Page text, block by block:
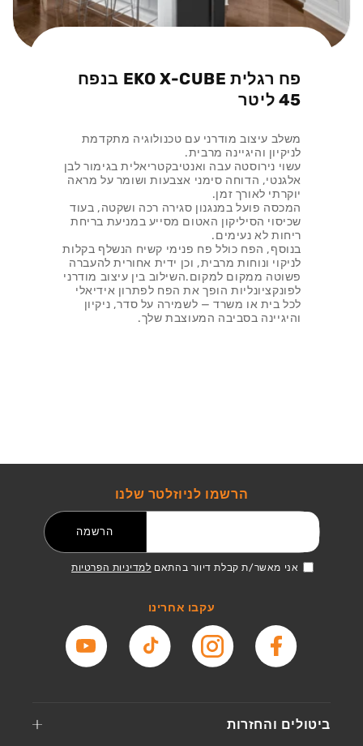
פח רגלית EKO X-CUBE בנפח
45 ליטר
משלב עיצוב מודרני עם טכנולוגיה מתקדמת
לניקיון והיגיינה מרבית.
עשוי נירוסטה עבה ואנטיבקטריאלית בגימור לבן
אלגנטי, הדוחה סימני אצבעות ושומר על מראה
יוקרתי לאורך זמן.
המכסה פועל במנגנון סגירה רכה ושקטה, בעוד
שכיסוי הסיליקון האטום מסייע במניעת בריחת
ריחות לא נעימים.
בנוסף, הפח כולל פח פנימי קשיח הנשלף בקלות
לניקוי ונוחות מרבית, וכן ידית אחורית להעברה
פשוטה ממקום למקום.השילוב בין עיצוב מודרני
לפונקציונליות הופך את הפח לפתרון אידיאלי
לכל בית או משרד — לשמירה על סדר, ניקיון
והיגיינה בסביבה המעוצבת שלך.
הרשמו לניוזלטר שלנו
הרשמה
אני מאשר/ת קבלת דיוור בהתאם למדיניות הפרטיות
עקבו אחרינו
פייסבוק אינסטגרם טיקטוק יוטיוב
ביטולים והחזרות